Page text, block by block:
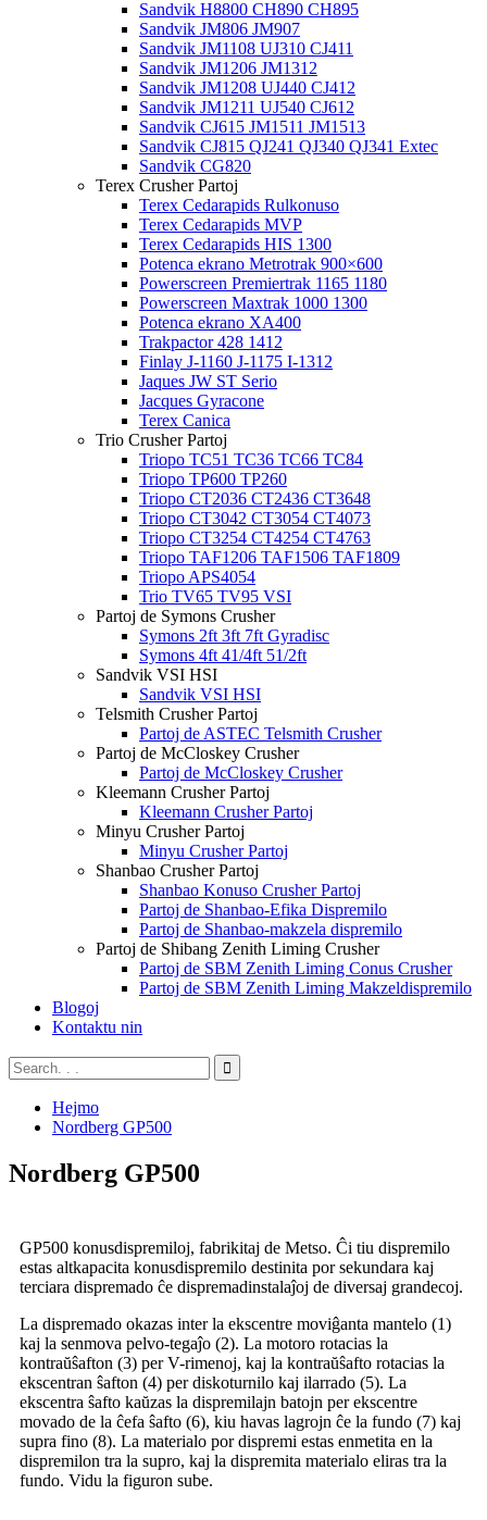
Sandvik H8800 CH890 CH895
Sandvik JM806 JM907
Sandvik JM1108 UJ310 CJ411
Sandvik JM1206 JM1312
Sandvik JM1208 UJ440 CJ412
Sandvik JM1211 UJ540 CJ612
Sandvik CJ615 JM1511 JM1513
Sandvik CJ815 QJ241 QJ340 QJ341 Extec
Sandvik CG820
Terex Crusher Partoj
Terex Cedarapids Rulkonuso
Terex Cedarapids MVP
Terex Cedarapids HIS 1300
Potenca ekrano Metrotrak 900×600
Powerscreen Premiertrak 1165 1180
Powerscreen Maxtrak 1000 1300
Potenca ekrano XA400
Trakpactor 428 1412
Finlay J-1160 J-1175 I-1312
Jaques JW ST Serio
Jacques Gyracone
Terex Canica
Trio Crusher Partoj
Triopo TC51 TC36 TC66 TC84
Triopo TP600 TP260
Triopo CT2036 CT2436 CT3648
Triopo CT3042 CT3054 CT4073
Triopo CT3254 CT4254 CT4763
Triopo TAF1206 TAF1506 TAF1809
Triopo APS4054
Trio TV65 TV95 VSI
Partoj de Symons Crusher
Symons 2ft 3ft 7ft Gyradisc
Symons 4ft 41/4ft 51/2ft
Sandvik VSI HSI
Sandvik VSI HSI
Telsmith Crusher Partoj
Partoj de ASTEC Telsmith Crusher
Partoj de McCloskey Crusher
Partoj de McCloskey Crusher
Kleemann Crusher Partoj
Kleemann Crusher Partoj
Minyu Crusher Partoj
Minyu Crusher Partoj
Shanbao Crusher Partoj
Shanbao Konuso Crusher Partoj
Partoj de Shanbao-Efika Dispremilo
Partoj de Shanbao-makzela dispremilo
Partoj de Shibang Zenith Liming Crusher
Partoj de SBM Zenith Liming Conus Crusher
Partoj de SBM Zenith Liming Makzeldispremilo
Blogoj
Kontaktu nin
Hejmo
Nordberg GP500
Nordberg GP500
GP500 konusdispremiloj, fabrikitaj de Metso. Ĉi tiu dispremilo
estas altkapacita konusdispremilo destinita por sekundara kaj
terciara dispremado ĉe dispremadinstalaĵoj de diversaj grandecoj.
La dispremado okazas inter la ekscentre moviĝanta mantelo (1)
kaj la senmova pelvo-tegaĵo (2). La motoro rotacias la
kontraŭŝafton (3) per V-rimenoj, kaj la kontraŭŝafto rotacias la
ekscentran ŝafton (4) per diskoturnilo kaj ilarrado (5). La
ekscentra ŝafto kaŭzas la dispremilajn batojn per ekscentre
movado de la ĉefa ŝafto (6), kiu havas lagrojn ĉe la fundo (7) kaj
supra fino (8). La materialo por dispremi estas enmetita en la
dispremilon tra la supro, kaj la dispremita materialo eliras tra la
fundo. Vidu la figuron sube.